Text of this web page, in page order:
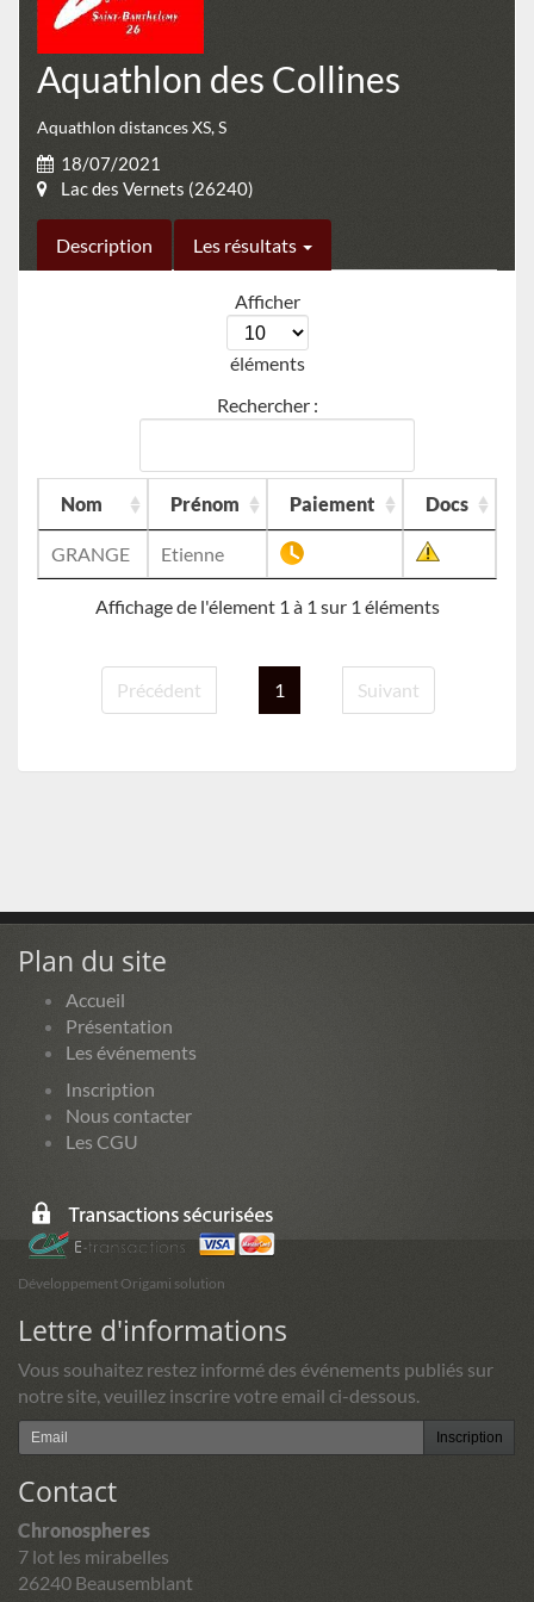
Aquathlon des Collines
Aquathlon distances XS, S
18/07/2021
Lac des Vernets (26240)
Description Les résultats
Afficher
éléments
Rechercher :
Nom Prénom Paiement Docs
GRANGE Etienne
Affichage de l'élement 1 à 1 sur 1 éléments
Précédent 1 Suivant
Plan du site
Accueil
Présentation
Les événements
Inscription
Nous contacter
Les CGU
Développement Origami solution
Lettre d'informations
Vous souhaitez restez informé des événements publiés sur
notre site, veuillez inscrire votre email ci-dessous.
Inscription
Contact
Chronospheres
7 lot les mirabelles
26240 Beausemblant